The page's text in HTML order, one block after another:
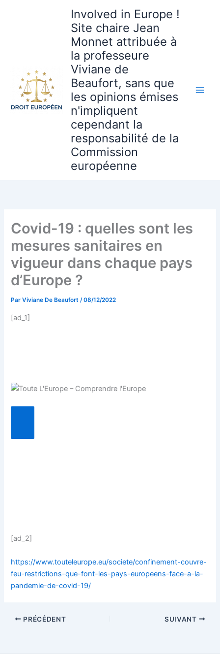
Involved in Europe !
Site chaire Jean
Monnet attribuée à
la professeure
Viviane de
Beaufort, sans que
les opinions émises
n'impliquent
cependant la
responsabilité de la
Commission
européenne
Covid-19 : quelles sont les
mesures sanitaires en
vigueur dans chaque pays
d’Europe ?
ParViviane De Beaufort/08/12/2022
[ad_1]
[ad_2]
https://www.touteleurope.eu/societe/confinement-couvre-
feu-restrictions-que-font-les-pays-europeens-face-a-la-
pandemie-de-covid-19/
PRÉCÉDENT SUIVANT